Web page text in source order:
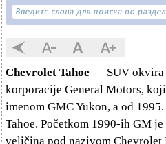
Chevrolet Tahoe — SUV okvira
korporacije General Motors,
imenom GMC Yukon, a od
Tahoe. Početkom 1990-ih GM
veličina pod nazivom Chevrolet